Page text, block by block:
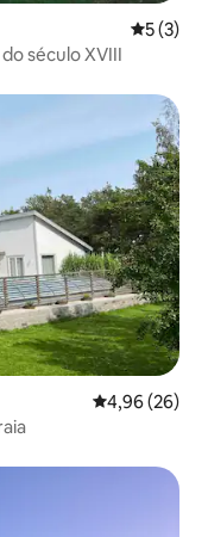
5 de
5 (3)
século XVIII
4,96 de uma
4,96 (26)